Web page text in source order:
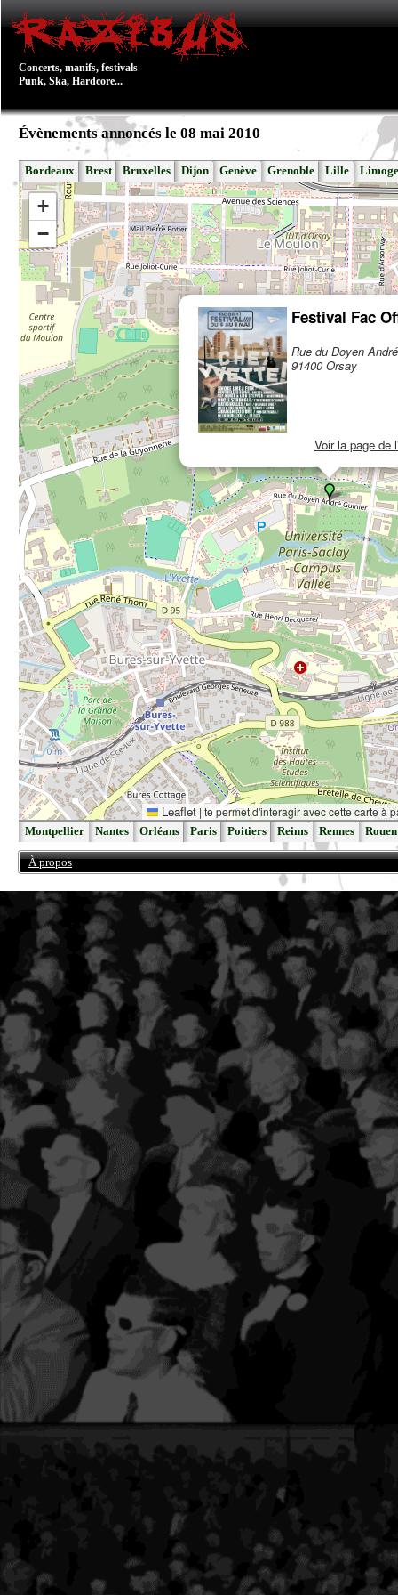
Concerts, manifs, festivals
Punk, Ska, Hardcore...
Évènements annoncés le 08 mai 2010
Bordeaux Brest Bruxelles Dijon Genève Grenoble Lille
Festival Fac
Rue du Doyen
91400 Orsay
Voir la page de
+
−
Leaflet | te permet d'interagir avec cette carte à
Montpellier Nantes Orléans Paris Poitiers Reims Rennes Rouen
À propos